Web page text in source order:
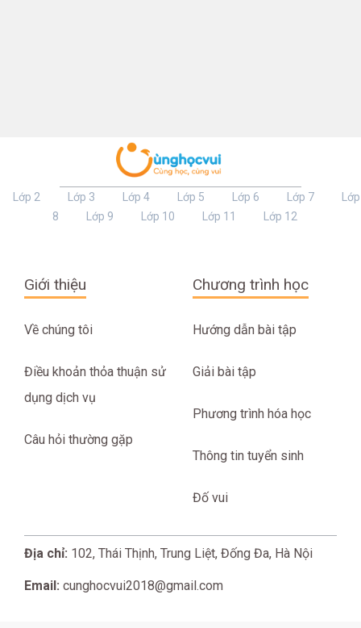
Lớp 2 Lớp 3 Lớp 4 Lớp 5 Lớp 6 Lớp 7
Lớp
8
Lớp 9 Lớp 10 Lớp 11 Lớp 12
Giới thiệu
Về chúng tôi
Điều khoản thỏa thuận sử
dụng dịch vụ
Câu hỏi thường gặp
Chương trình học
Hướng dẫn bài tập
Giải bài tập
Phương trình hóa học
Thông tin tuyển sinh
Đố vui
Địa chỉ: 102, Thái Thịnh, Trung Liệt, Đống Đa, Hà Nội
Email: cunghocvui2018@gmail.com